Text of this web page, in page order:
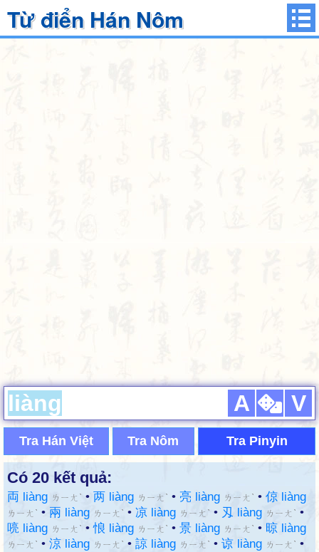
Từ điển Hán Nôm
A V
Tra Hán Việt Tra Nôm Tra Pinyin
Có 20 kết quả:
両 liàng ㄌㄧㄤˋ • 两 liàng ㄌㄧㄤˋ • 亮 liàng ㄌㄧㄤˋ • 倞 liàng
ㄌㄧㄤˋ • 兩 liàng ㄌㄧㄤˋ • 凉 liàng ㄌㄧㄤˋ • 刄 liàng ㄌㄧㄤˋ •
喨 liàng ㄌㄧㄤˋ •悢 liàng ㄌㄧㄤˋ • 景 liàng ㄌㄧㄤˋ • 晾 liàng
ㄌㄧㄤˋ • 涼 liàng ㄌㄧㄤˋ • 諒 liàng ㄌㄧㄤˋ • 谅 liàng ㄌㄧㄤˋ •